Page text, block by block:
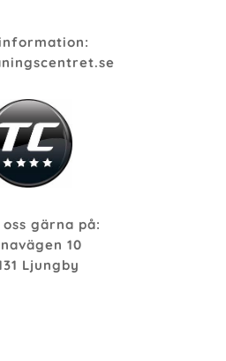
oss gärna på:
10
Ljungby